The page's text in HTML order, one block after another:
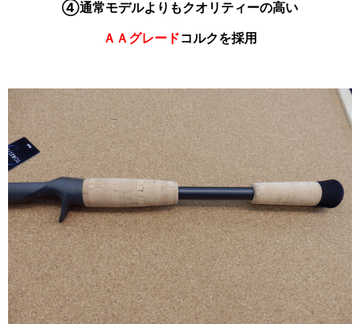
④通常モデルよりもクオリティーの高い
ＡＡグレードコルクを採用